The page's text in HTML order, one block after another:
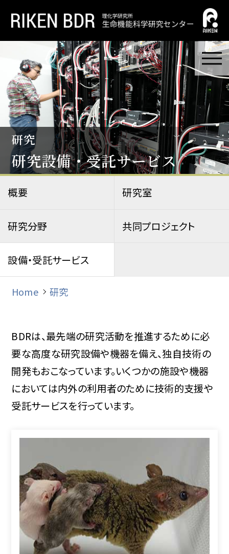
研究
研究設備・受託サービス
概要 研究室
研究分野 共同プロジェクト
設備・受託サービス
Home 研究
BDRは、最先端の研究活動を推進するために必
要な高度な研究設備や機器を備え、独自技術の
開発もおこなっています。いくつかの施設や機器
においては内外の利用者のために技術的支援や
受託サービスを行っています。